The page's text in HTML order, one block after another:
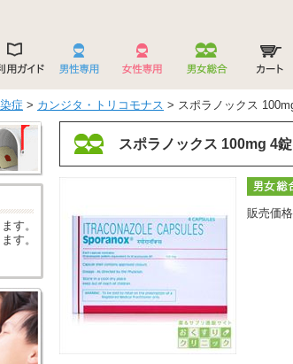
症 > カンジタ・トリコモナス > スポラノックス
スポラノックス 100mg 4錠
販売価格
す。
す。